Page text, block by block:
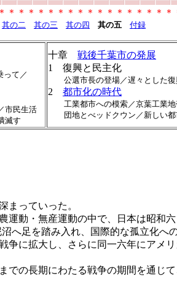
＊＊＊＊＊＊＊＊＊＊＊＊＊＊＊＊＊
其の二 其の三 其の四 其の五 付録
て／
市民生活
滅す
十章 戦後千葉市の発展
1 復興と民主化
公選市長の登場／遅々とした復
2 都市化の時代
工業都市への模索／京葉工業地
団地とべッドクウン／新しい都
まっていった。
運動・無産運動の中で、日本は昭和六
へ足を踏み入れ、国際的な孤立化へ
に拡大し、さらに同一六年にアメ
の長期にわたる戦争の期間を通じ